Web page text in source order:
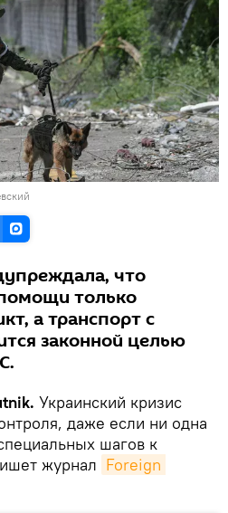
что
только
а транспорт с
законной целью
Украинский кризис
даже если ни одна
шагов к
журнал Foreign